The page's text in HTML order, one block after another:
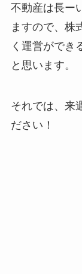
不動産は長ー
ますので、株
く運営ができ
と思います。
それでは、来
ださい！